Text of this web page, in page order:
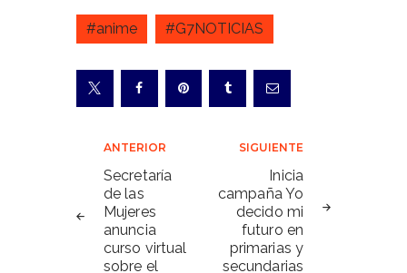
#anime #G7NOTICIAS
Navegación
de
entradas
ANTERIOR
Secretaría
de las
Mujeres
anuncia
curso virtual
sobre el
SIGUIENTE
Inicia
campaña Yo
decido mi
futuro en
primarias y
secundarias